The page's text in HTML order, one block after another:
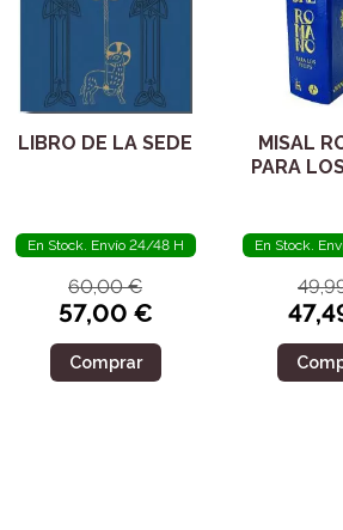
LIBRO DE LA SEDE
En Stock. Envío 24/48 H
60,00 €
57,00 €
Comprar
MISAL
PARA
En Stock.